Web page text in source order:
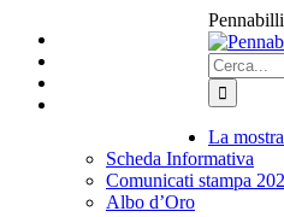
contenuto
Facebook
Instagram
Cerca
per:
La mostra
Scheda Informativa
Comunicati stampa
Albo d’Oro